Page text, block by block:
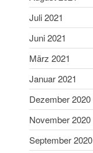
Juli 2021
Juni 2021
März 2021
Januar 2021
Dezember 2020
November 2020
September 2020